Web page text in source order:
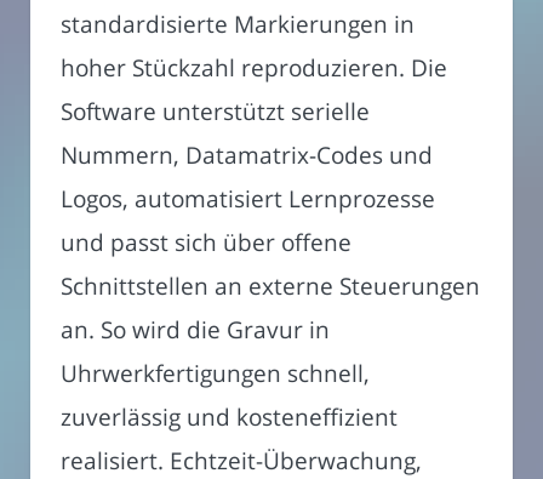
standardisierte Markierungen in
hoher Stückzahl reproduzieren. Die
Software unterstützt serielle
Nummern, Datamatrix-Codes und
Logos, automatisiert Lernprozesse
und passt sich über offene
Schnittstellen an externe Steuerungen
an. So wird die Gravur in
Uhrwerkfertigungen schnell,
zuverlässig und kosteneffizient
realisiert. Echtzeit-Überwachung,